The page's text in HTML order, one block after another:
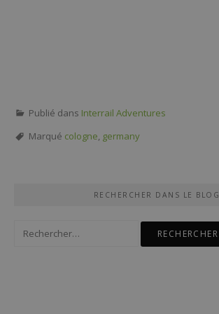
Publié dans Interrail Adventures
Marqué cologne, germany
RECHERCHER DANS LE BLOG
Rechercher :